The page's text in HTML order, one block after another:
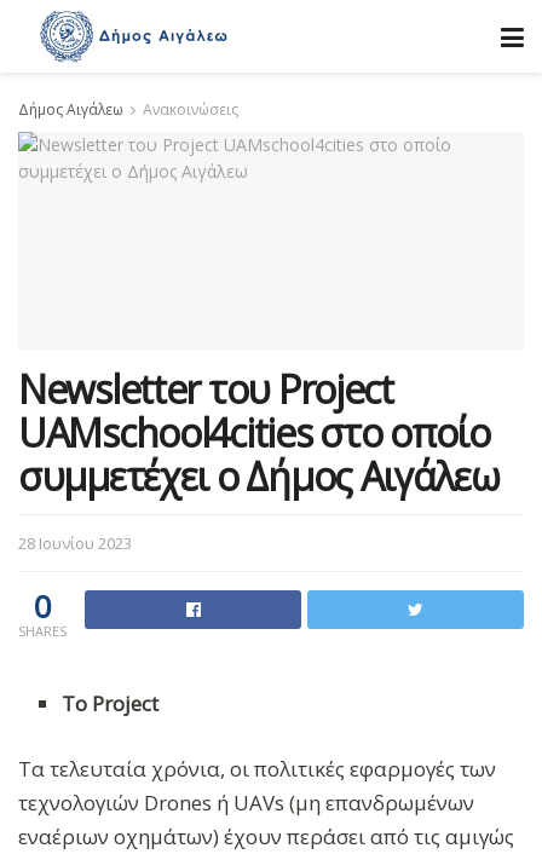
Δήμος Αιγάλεω Ανακοινώσεις
Newsletter του Project
UAMschool4cities στο οποίο
συμμετέχει ο Δήμος Αιγάλεω
28 Ιουνίου 2023
0
SHARES
Το Project
Τα τελευταία χρόνια, οι πολιτικές εφαρμογές των
τεχνολογιών Drones ή UAVs (μη επανδρωμένων
εναέριων οχημάτων) έχουν περάσει από τις αμιγώς